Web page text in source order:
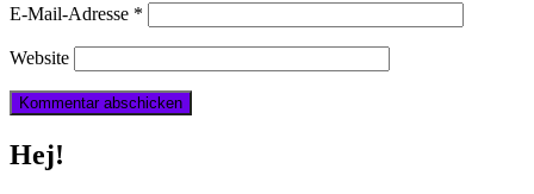
E-Mail-Adresse *
Website
Hej!